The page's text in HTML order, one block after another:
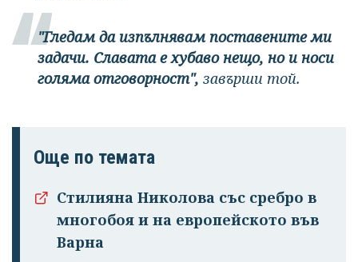
"Гледам да изпълнявам поставените ми
задачи. Славата е хубаво нещо, но и носи
голяма отговорност", завърши той.
Още по темата
Стилияна Николова със сребро в
многобоя и на европейското във
Варна